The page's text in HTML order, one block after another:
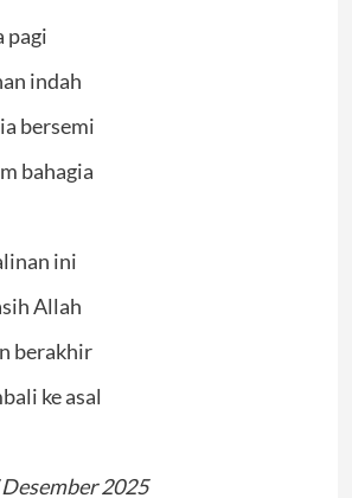
pagi
indah
bersemi
bahagia
ini
Allah
berakhir
ke asal
2025